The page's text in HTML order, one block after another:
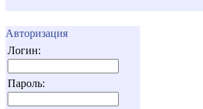
Авторизация
Логин:
Пароль: